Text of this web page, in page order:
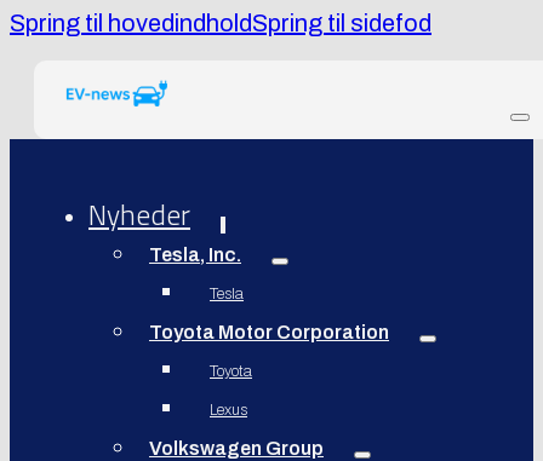
Spring til hovedindholdSpring til sidefod
Nyheder
Tesla, Inc.
Tesla
Toyota Motor Corporation
Toyota
Lexus
Volkswagen Group